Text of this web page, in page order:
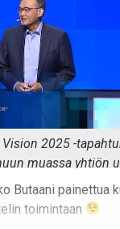
2025 -
muassa yhtiön
Lip-Bu Tanin
Tapahtumassa
Butaani painettua
toimintaan